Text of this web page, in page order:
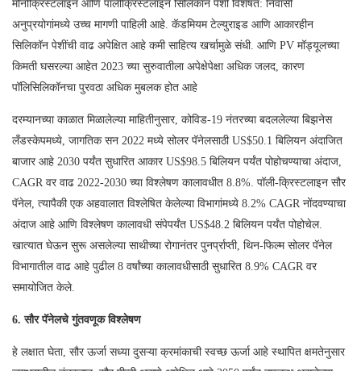
मोनोक्रिस्टलाइन आणि पॉलीक्रिस्टलाइन सिलिकॉन पेशी विशेषत: निवासी
अनुप्रयोगांमध्ये उच्च मागणी पाहिली आहे. कॅडमियम टेल्युराइड आणि आकारहीन
सिलिकॉन पेशींची वाढ अपेक्षित आहे कमी साहित्य खर्चामुळे संधी. आणि PV मॉड्यूलच्या
किमती घसरल्या आहेत 2023 च्या सुरुवातीला अपेक्षेपेक्षा अधिक जलद, कारण
पॉलिसिलिकॉनचा पुरवठा अधिक मुबलक होत आहे
दरम्यानच्या काळात मिळालेल्या माहितीनुसार, कोविड-19 नंतरच्या बदललेल्या बिझनेस
लँडस्केपमध्ये, जागतिक सन 2022 मध्ये सोलर पॅनेलसाठी US$50.1 बिलियन अंदाजित
बाजार आहे 2030 पर्यंत सुधारित आकार US$98.5 बिलियन पर्यंत पोहोचण्याचा अंदाज,
CAGR वर वाढ 2022-2030 च्या विश्लेषण कालावधीत 8.8%. पॉली-क्रिस्टलाइन सौर
पॅनेल, त्यापैकी एक अहवालात विश्लेषित केलेल्या विभागांमध्ये 8.2% CAGR नोंदवण्याचा
अंदाज आहे आणि विश्लेषण कालावधी संपेपर्यंत US$48.2 बिलियन पर्यंत पोहोचेल.
खात्यात घेऊन सुरू असलेल्या साथीच्या रोगानंतर पुनर्प्राप्ती, थिन-फिल्म सोलर पॅनेल
विभागातील वाढ आहे पुढील 8 वर्षांच्या कालावधीसाठी सुधारित 8.9% CAGR वर
समायोजित केले.
6. सौर पॅनेलचे गुंतवणूक विश्लेषण
हे लक्षात घेता, सौर ऊर्जा सध्या दुसऱ्या क्रमांकाची स्वच्छ ऊर्जा आहे स्थापित क्षमतेनुसार